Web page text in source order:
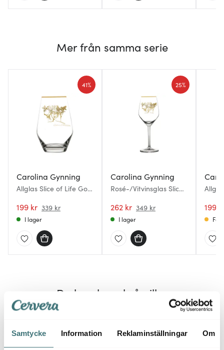
Samtycke Information Reklaminställningar Om
Mer från samma serie
Carolina Gynning
Allglas Slice of Life Gold
199 kr 339 kr
41%
I lager
Carolina Gynning
Rosé-/Vitvinsglas Slice
262 kr 349 kr
25%
I lager
199
Få
Du kanske också gillar
25% 25%